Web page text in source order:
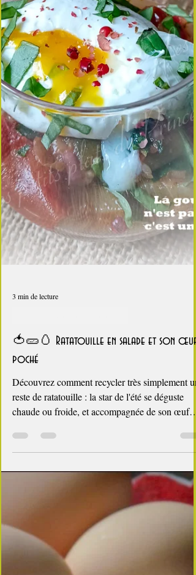
🍅🥒🥚 Ratatouille en salade et son œuf
Découvrez comment recycler très simplement un
reste de ratatouille : la star de l'été se déguste
chaude ou froide, et accompagnée de son œuf
poché, elle fait une entrée très sympa et antigaspi.
Evidemment je prépare ma ratatouille l'été, mais
je prends la précaution d'en mettre en bocaux,